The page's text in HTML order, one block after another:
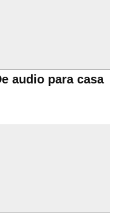
audio para casa